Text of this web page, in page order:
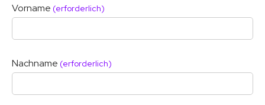
Vorname (erforderlich)
Nachname (erforderlich)